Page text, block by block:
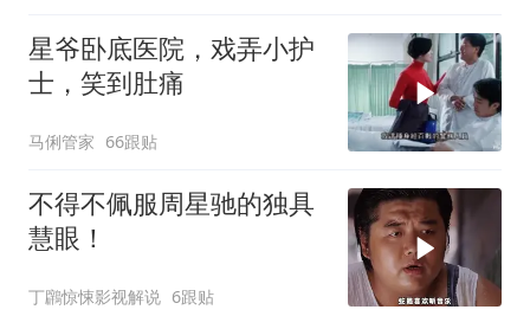
星爷卧底医院，戏弄小护
士，笑到肚痛
马俐管家 66跟贴
不得不佩服周星驰的独具
慧眼！
丁鸊惊悚影视解说 6跟贴